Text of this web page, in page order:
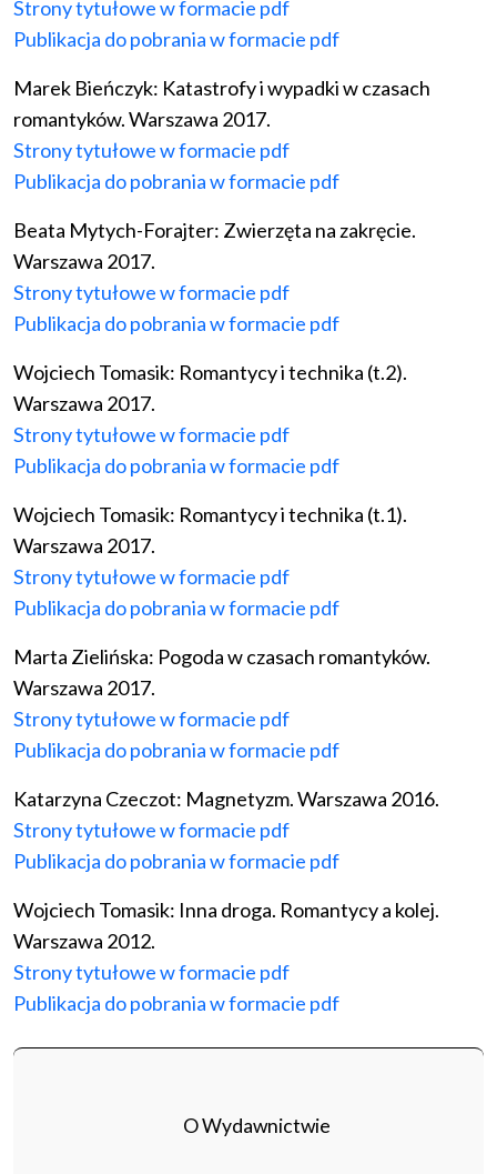
O Wydawnictwie
Strony tytułowe w formacie pdf
Publikacja do pobrania w formacie pdf
Marek Bieńczyk: Katastrofy i wypadki w czasach
romantyków. Warszawa 2017.
Strony tytułowe w formacie pdf
Publikacja do pobrania w formacie pdf
Beata Mytych-Forajter: Zwierzęta na zakręcie.
Warszawa 2017.
Strony tytułowe w formacie pdf
Publikacja do pobrania w formacie pdf
Wojciech Tomasik: Romantycy i technika (t.2).
Warszawa 2017.
Strony tytułowe w formacie pdf
Publikacja do pobrania w formacie pdf
Wojciech Tomasik: Romantycy i technika (t.1).
Warszawa 2017.
Strony tytułowe w formacie pdf
Publikacja do pobrania w formacie pdf
Marta Zielińska: Pogoda w czasach romantyków.
Warszawa 2017.
Strony tytułowe w formacie pdf
Publikacja do pobrania w formacie pdf
Katarzyna Czeczot: Magnetyzm. Warszawa 2016.
Strony tytułowe w formacie pdf
Publikacja do pobrania w formacie pdf
Wojciech Tomasik: Inna droga. Romantycy a kolej.
Warszawa 2012.
Strony tytułowe w formacie pdf
Publikacja do pobrania w formacie pdf